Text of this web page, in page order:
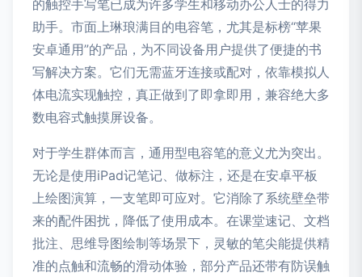
的触控手写笔已成为许多学生和移动办公人士的得力
助手。市面上琳琅满目的电容笔，尤其是标榜“苹果
安卓通用”的产品，为不同设备用户提供了便捷的书
写解决方案。它们无需蓝牙连接或配对，依靠模拟人
体电流实现触控，真正做到了即拿即用，兼容绝大多
数电容式触摸屏设备。
对于学生群体而言，通用型电容笔的意义尤为突出。
无论是使用iPad记笔记、做标注，还是在安卓平板
上绘图演算，一支笔即可应对。它消除了系统壁垒带
来的配件困扰，降低了使用成本。在课堂速记、文档
批注、思维导图绘制等场景下，灵敏的笔尖能提供精
准的点触和流畅的滑动体验，部分产品还带有防误触